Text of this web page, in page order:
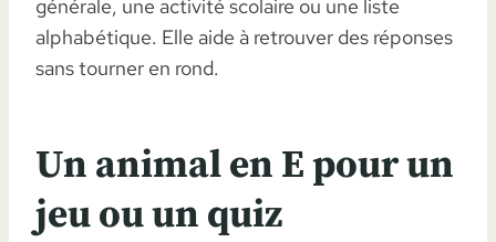
générale, une activité scolaire ou une liste
alphabétique. Elle aide à retrouver des réponses
sans tourner en rond.
Un animal en E pour un
jeu ou un quiz